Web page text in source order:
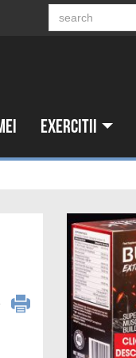
Exercitii